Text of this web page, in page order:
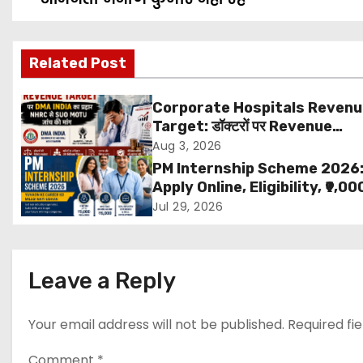
s
t
n
a
v
i
a
t
Related Post
Corporate Hospitals
Target: डॉक्टरों पर Revenue
Targets थोपने के खिलाफ DMA
बड़ा कदम, NHRC से Suo Motu जांच
मांग
Aug 3, 2026
PM Internship Scheme 2026:
Apply Online, Eligibility,
Stipend, Benefits, Selection
Jul 29, 2026
Leave a Reply
Your email address will not be published. Required